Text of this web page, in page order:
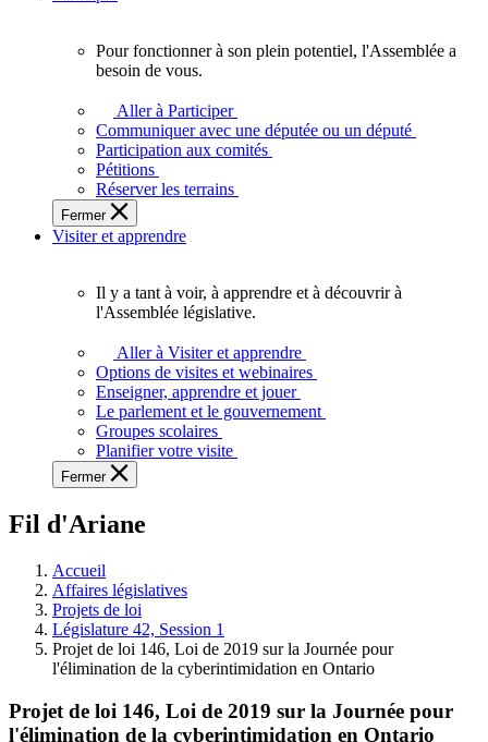
plein
potentiel,
l'Assemblée
a
besoin
de
Pour fonctionner à son plein potentiel, l'Assemblée a
besoin de vous.
Aller à Participer
Communiquer avec une députée ou un député
Participation aux comités
Pétitions
Réserver les terrains
Fermer
Visiter et apprendre
voir,
apprendre
et
à
à
législative.
Il y a tant à voir, à apprendre et à découvrir à
l'Assemblée législative.
Aller à Visiter et apprendre
Options de visites et webinaires
Enseigner, apprendre et jouer
Le parlement et le gouvernement
Groupes scolaires
Planifier votre visite
Fermer
Fil d'Ariane
Accueil
Affaires législatives
Projets de loi
Législature 42, Session 1
Projet de loi 146, Loi de 2019 sur la Journée pour
l'élimination de la cyberintimidation en Ontario
Projet de loi 146, Loi de 2019 sur la Journée pour
l'élimination de la cyberintimidation en Ontario